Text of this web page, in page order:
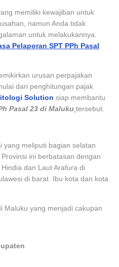
memiliki kewajiban untuk
namun Anda tidak
untuk melakukannya.
Pelaporan SPT PPh Pasal
urusan perpajakan
dari penghitungan pajak
Solution siap membantu
Pasal 23 di Maluku tersebut.
yang meliputi bagian selatan
ini berbatasan dengan
dan Laut Arafura di
di barat. Ibu kota dan kota
Maluku yang menjadi cakupan